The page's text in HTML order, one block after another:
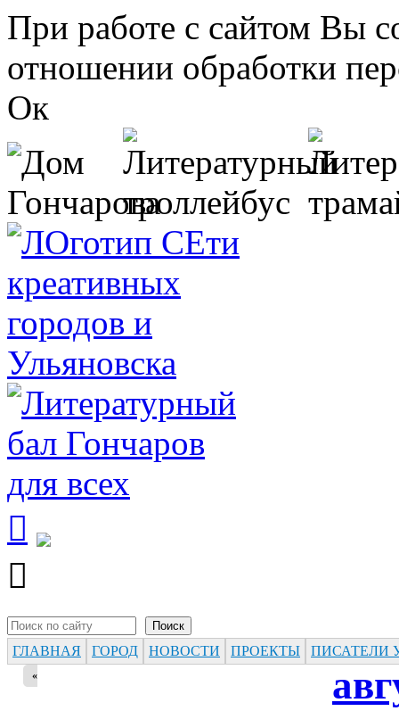
Перейти к основному содержанию
При работе с сайтом Вы
отношении обработки
Ок


Форма поиска
ГЛАВНАЯ ГОРОД НОВОСТИ ПРОЕКТЫ ПИСАТЕЛИ
«